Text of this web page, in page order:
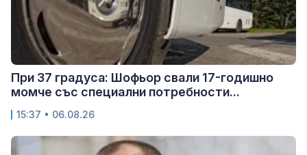
При 37 градуса: Шофьор свали 17-годишно
момче със специални потребности...
15:37 • 06.08.26